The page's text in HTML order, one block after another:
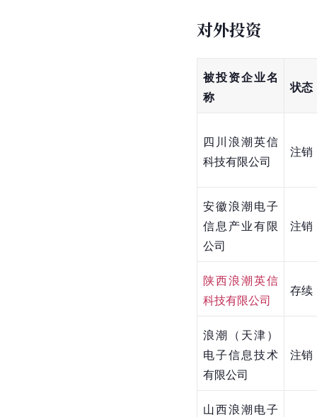
对外投资
被投资企业名
称
状态
四川浪潮英信
科技有限公司
注销
安徽浪潮电子
信息产业有限
公司
注销
陕西浪潮英信
科技有限公司
存续
浪潮（天津）
电子信息技术
有限公司
注销
山西浪潮电子